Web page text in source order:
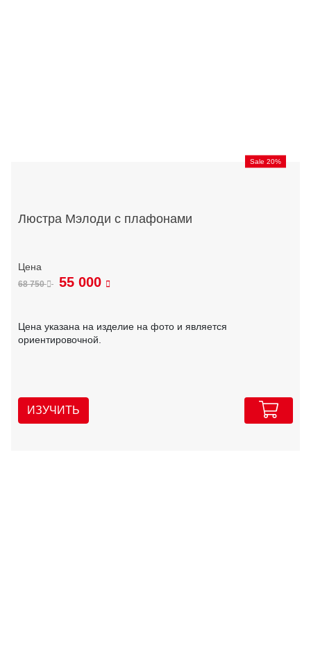
Sale 20%
Люстра Мэлоди с плафонами
68 750 55 000
Цена указана на изделие на фото и является
ориентировочной.
ИЗУЧИТЬ